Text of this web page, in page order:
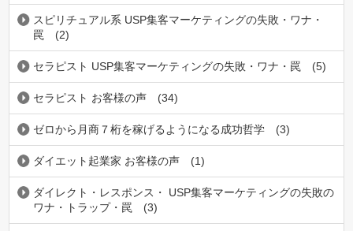
スピリチュアル系 USP集客マーケティングの失敗・ワナ・
罠
(2)
セラピスト USP集客マーケティングの失敗・ワナ・罠 (5)
セラピスト お客様の声 (34)
ゼロから月商７桁を稼げるようになる成功哲学 (3)
ダイエット起業家 お客様の声 (1)
ダイレクト・レスポンス・ USP集客マーケティングの失敗の
ワナ・トラップ・罠
(3)